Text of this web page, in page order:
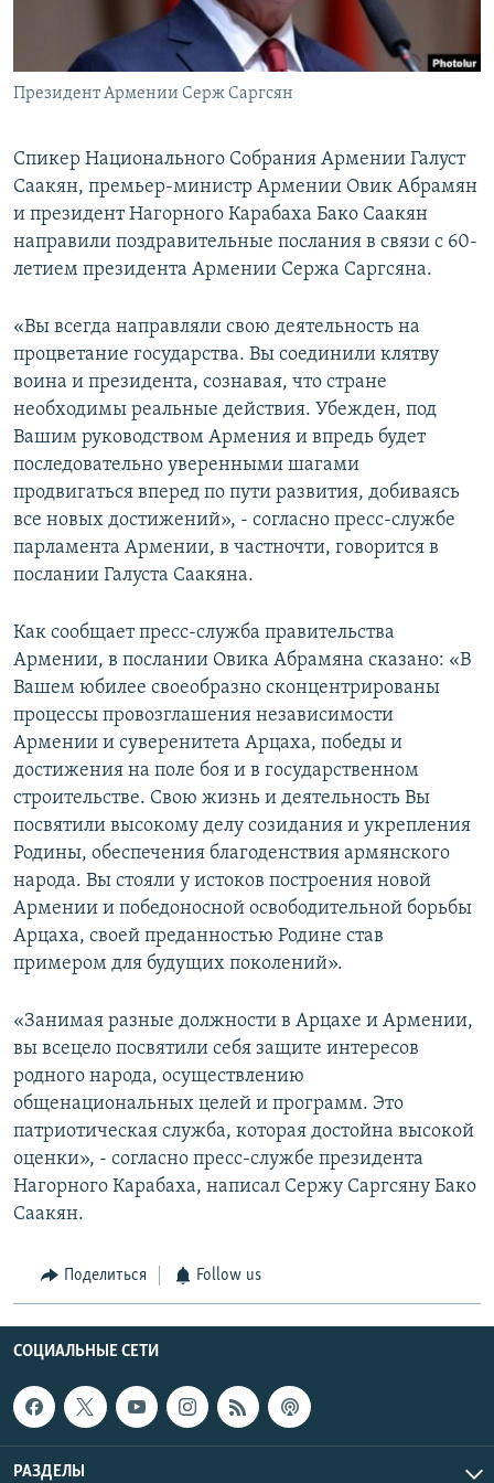
Հայերեն
English
Все сайты Радио Азатутюн
Президент Армении Серж Саргсян
Спикер Национального Собрания Армении Галуст
Саакян, премьер-министр Армении Овик Абрамян
и президент Нагорного Карабаха Бако Саакян
направили поздравительные послания в связи с 60-
летием президента Армении Сержа Саргсяна.
«Вы всегда направляли свою деятельность на
процветание государства. Вы соединили клятву
воина и президента, сознавая, что стране
необходимы реальные действия. Убежден, под
Вашим руководством Армения и впредь будет
последовательно уверенными шагами
продвигаться вперед по пути развития, добиваясь
все новых достижений», - согласно пресс-службе
парламента Армении, в частночти, говорится в
послании Галуста Саакяна.
Как сообщает пресс-служба правительства
Армении, в послании Овика Абрамяна сказано: «В
Вашем юбилее своеобразно сконцентрированы
процессы провозглашения независимости
Армении и суверенитета Арцаха, победы и
достижения на поле боя и в государственном
строительстве. Свою жизнь и деятельность Вы
посвятили высокому делу созидания и укрепления
Родины, обеспечения благоденствия армянского
народа. Вы стояли у истоков построения новой
Армении и победоносной освободительной борьбы
Арцаха, своей преданностью Родине став
примером для будущих поколений».
«Занимая разные должности в Арцахе и Армении,
вы всецело посвятили себя защите интересов
родного народа, осуществлению
общенациональных целей и программ. Это
патриотическая служба, которая достойна высокой
оценки», - согласно пресс-службе президента
Нагорного Карабаха, написал Сержу Саргсяну Бако
Саакян.
Поделиться Follow us
СОЦИАЛЬНЫЕ СЕТИ
РАЗДЕЛЫ